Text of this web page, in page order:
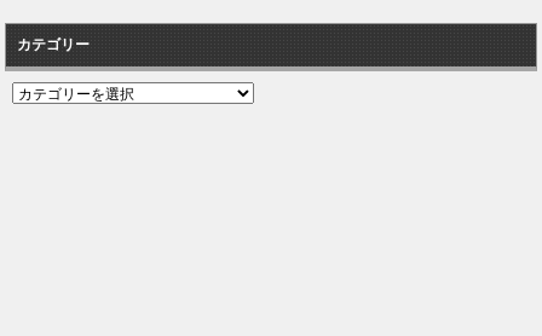
カテゴリー
カ